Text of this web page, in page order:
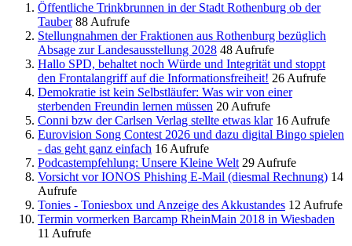
Öffentliche Trinkbrunnen in der Stadt Rothenburg ob der
Tauber 88 Aufrufe
Stellungnahmen der Fraktionen aus Rothenburg bezüglich
Absage zur Landesausstellung 2028 48 Aufrufe
Hallo SPD, behaltet noch Würde und Integrität und stoppt
den Frontalangriff auf die Informationsfreiheit! 26 Aufrufe
Demokratie ist kein Selbstläufer: Was wir von einer
sterbenden Freundin lernen müssen 20 Aufrufe
Conni bzw der Carlsen Verlag stellte etwas klar 16 Aufrufe
Eurovision Song Contest 2026 und dazu digital Bingo spielen
- das geht ganz einfach 16 Aufrufe
Podcastempfehlung: Unsere Kleine Welt 29 Aufrufe
Vorsicht vor IONOS Phishing E-Mail (diesmal Rechnung) 14
Aufrufe
Tonies - Toniesbox und Anzeige des Akkustandes 12 Aufrufe
Termin vormerken Barcamp RheinMain 2018 in Wiesbaden
11 Aufrufe